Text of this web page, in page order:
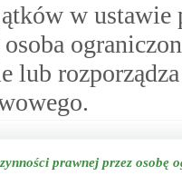
w
lub
prawnej przez osobę